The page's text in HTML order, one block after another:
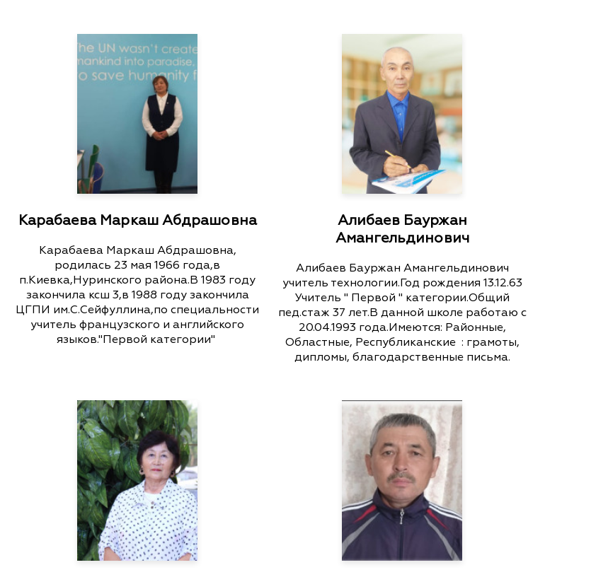
Карабаева Маркаш Абдрашовна
Карабаева Маркаш Абдрашовна,
родилась 23 мая 1966 года,в
п.Киевка,Нуринского района.В 1983 году
закончила ксш 3,в 1988 году закончила
ЦГПИ им.С.Сейфуллина,по специальности
учитель французского и английского
языков."Первой категории"
Алибаев Бауржан
Амангельдинович
Алибаев Бауржан Амангельдинович
учитель технологии.Год рождения 13.12.63
Учитель " Первой " категории.Общий
пед.стаж 37 лет.В данной школе работаю с
20.04.1993 года.Имеются: Районные,
Областные, Республиканские : грамоты,
дипломы, благодарственные письма.